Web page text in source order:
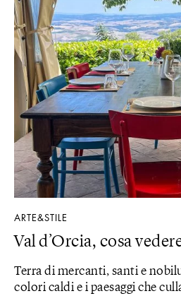
ARTE&STILE
Val d’Orcia, cosa
Terra di mercanti, santi e
colori caldi e i paesaggi che